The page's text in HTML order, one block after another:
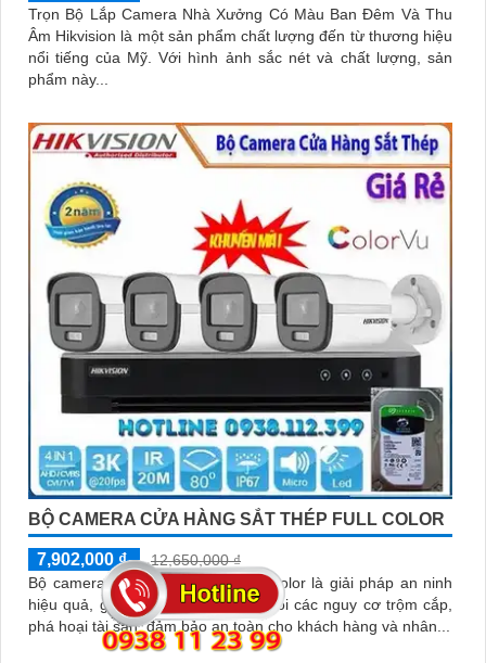
Trọn Bộ Lắp Camera Nhà Xưởng Có Màu Ban Đêm Và Thu
Âm Hikvision là một sản phẩm chất lượng đến từ thương hiệu
nổi tiếng của Mỹ. Với hình ảnh sắc nét và chất lượng, sản
phẩm này...
BỘ CAMERA CỬA HÀNG SẮT THÉP FULL COLOR
7,902,000 ₫
12,650,000 ₫
Bộ camera cửa hàng sắt thép full color là giải pháp an ninh
hiệu quả, giúp bảo vệ cửa hàng khỏi các nguy cơ trộm cắp,
phá hoại tài sản, đảm bảo an toàn cho khách hàng và nhân...